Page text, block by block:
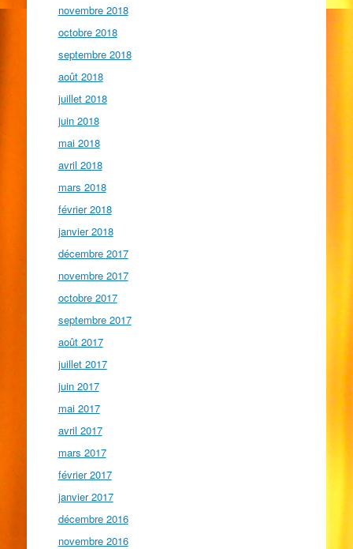
novembre 2018
octobre 2018
septembre 2018
août 2018
juillet 2018
juin 2018
mai 2018
avril 2018
mars 2018
février 2018
janvier 2018
décembre 2017
novembre 2017
octobre 2017
septembre 2017
août 2017
juillet 2017
juin 2017
mai 2017
avril 2017
mars 2017
février 2017
janvier 2017
décembre 2016
novembre 2016